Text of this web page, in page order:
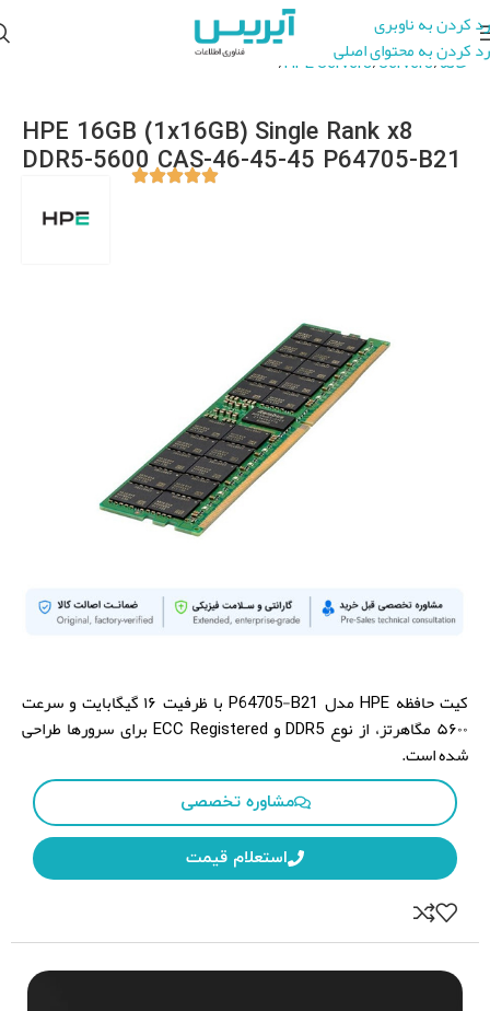
رد کردن به ناوبری
رد کردن به محتوای اصلی
خانه Servers
HPE Servers
HPE Server Accessories
HPE 16GB (1x16GB) Single Rank x8
DDR5-5600 CAS-46-45-45 P64705-B21
کیت حافظه HPE مدل P64705-B21 با ظرفیت ۱۶ گیگابایت و سرعت
۵۶۰۰ مگاهرتز، از نوع DDR5 و ECC Registered برای سرورها طراحی
شده است.
مشاوره تخصصی
استعلام قیمت